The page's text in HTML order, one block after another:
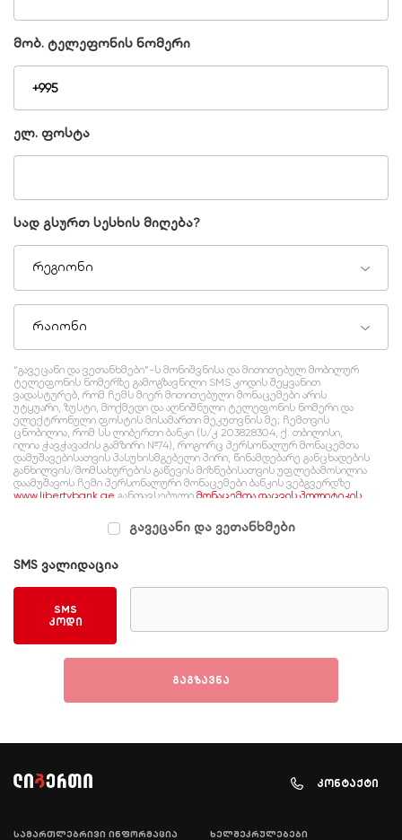
მობ. ტელეფონის ნომერი
ელ. ფოსტა
სად გსურთ სესხის მიღება?
რეგიონი
რაიონი
“გავეცანი და ვეთანხმები”-ს მონიშვნისა და მითითებულ მობილურ
ტელეფონის ნომერზე გამოგზავნილი SMS კოდის შეყვანით
ვადასტურებ, რომ ჩემს მიერ მითითებული მონაცემები არის
უტყუარი, ზუსტი, მოქმედი და აღნიშნული ტელეფონის ნომერი და
ელექტრონული ფოსტის მისამართი მეკუთვნის მე; ჩემთვის
ცნობილია, რომ სს ლიბერთი ბანკი (ს/კ 203828304, ქ. თბილისი,
ილია ჭავჭავაძის გამზირი №74), როგორც პერსონალურ მონაცემთა
დამუშავებისათვის პასუხისმგებელი პირი, წინამდებარე განცხადების
განხილვის/მომსახურების გაწევის მიზნებისათვის უფლებამოსილია
დაამუშავოს ჩემი პერსონალური მონაცემები ბანკის ვებგვერდზე
www.libertybank.ge განთავსებული მონაცემთა დაცვის პოლიტიკის
გავეცანი და ვეთანხმები
SMS ვალიდაცია
SMS
კოდი
გაგზავნა
კონტაქტი
სამართლებრივი ინფორმაცია ხელშეკრულებები